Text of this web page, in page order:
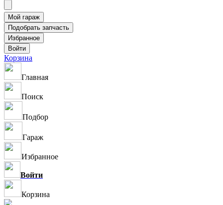
Корзина
Главная
Поиск
Подбор
Гараж
Избранное
Войти
Корзина